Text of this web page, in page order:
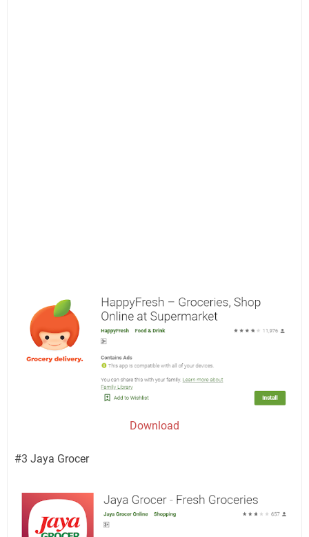
Download
#3 Jaya Grocer